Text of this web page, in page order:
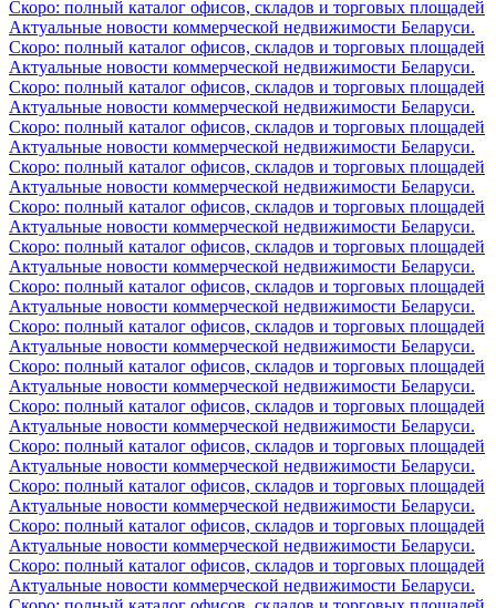
Скоро: полный каталог офисов, складов и торговых площадей
Актуальные новости коммерческой недвижимости Беларуси.
Скоро: полный каталог офисов, складов и торговых площадей
Актуальные новости коммерческой недвижимости Беларуси.
Скоро: полный каталог офисов, складов и торговых площадей
Актуальные новости коммерческой недвижимости Беларуси.
Скоро: полный каталог офисов, складов и торговых площадей
Актуальные новости коммерческой недвижимости Беларуси.
Скоро: полный каталог офисов, складов и торговых площадей
Актуальные новости коммерческой недвижимости Беларуси.
Скоро: полный каталог офисов, складов и торговых площадей
Актуальные новости коммерческой недвижимости Беларуси.
Скоро: полный каталог офисов, складов и торговых площадей
Актуальные новости коммерческой недвижимости Беларуси.
Скоро: полный каталог офисов, складов и торговых площадей
Актуальные новости коммерческой недвижимости Беларуси.
Скоро: полный каталог офисов, складов и торговых площадей
Актуальные новости коммерческой недвижимости Беларуси.
Скоро: полный каталог офисов, складов и торговых площадей
Актуальные новости коммерческой недвижимости Беларуси.
Скоро: полный каталог офисов, складов и торговых площадей
Актуальные новости коммерческой недвижимости Беларуси.
Скоро: полный каталог офисов, складов и торговых площадей
Актуальные новости коммерческой недвижимости Беларуси.
Скоро: полный каталог офисов, складов и торговых площадей
Актуальные новости коммерческой недвижимости Беларуси.
Скоро: полный каталог офисов, складов и торговых площадей
Актуальные новости коммерческой недвижимости Беларуси.
Скоро: полный каталог офисов, складов и торговых площадей
Актуальные новости коммерческой недвижимости Беларуси.